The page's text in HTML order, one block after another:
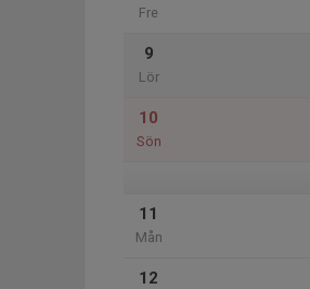
Fre
9
Lör
10
Sön
11
Mån
12